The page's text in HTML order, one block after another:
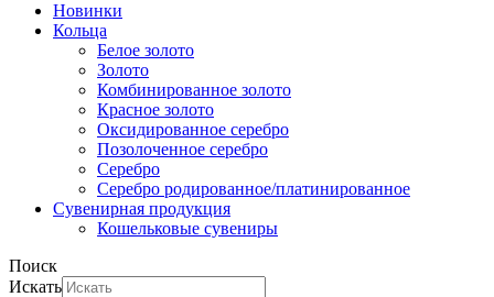
Новинки
Кольца
Белое золото
Золото
Комбинированное золото
Красное золото
Оксидированное серебро
Позолоченное серебро
Серебро
Серебро родированное/платинированное
Сувенирная продукция
Кошельковые сувениры
Поиск
Искать